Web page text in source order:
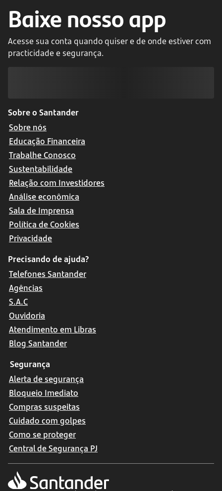
Baixe nosso app
Acesse sua conta quando quiser e de onde estiver com
practicidade e segurança.
Sobre o Santander
Sobre nós
Educação Financeira
Trabalhe Conosco
Sustentabilidade
Relação com Investidores
Análise econômica
Sala de Imprensa
Política de Cookies
Privacidade
Precisando de ajuda?
Telefones Santander
Agências
S.A.C
Ouvidoria
Atendimento em Libras
Blog Santander
Segurança
Alerta de segurança
Bloqueio Imediato
Compras suspeitas
Cuidado com golpes
Como se proteger
Central de Segurança PJ